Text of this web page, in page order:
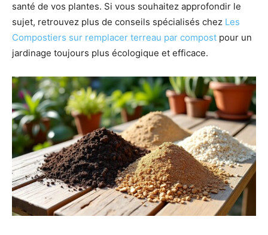
santé de vos plantes. Si vous souhaitez approfondir le
sujet, retrouvez plus de conseils spécialisés chez Les
Compostiers sur remplacer terreau par compost pour un
jardinage toujours plus écologique et efficace.